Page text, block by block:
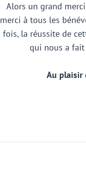
Alors un grand
merci à tous les
fois, la réussite de
qui nous a fait
Au plaisir